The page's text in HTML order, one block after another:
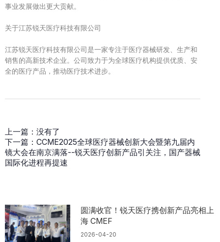
事业发展做出更大贡献。
关于江苏锐天医疗科技有限公司
江苏锐天医疗科技有限公司是一家专注于医疗器械研发、生产和
销售的高新技术企业。公司致力于为全球医疗机构提供优质、安
全的医疗产品，推动医疗技术进步。
上一篇： 没有了
下一篇： CCME2025全球医疗器械创新大会暨第九届内
镜大会在南京满落--锐天医疗创新产品引关注，国产器械
国际化进程再提速
圆满收官！锐天医疗携创新产品亮相上
海 CMEF
2026-04-20